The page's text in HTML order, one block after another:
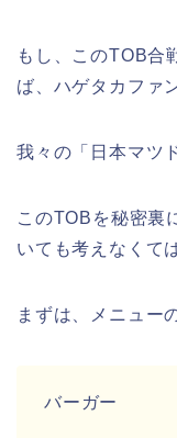
もし、このTOB合
ば、ハゲタカファ
我々の「日本マツ
このTOBを秘密裏
いても考えなくて
まずは、メニュー
バーガー